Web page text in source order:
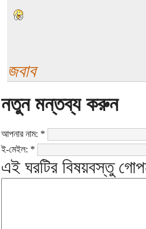
জবাব
নতুন মন্তব্য করুন
আপনার নাম: *
ই-মেইল: *
এই ঘরটির বিষয়বস্তু